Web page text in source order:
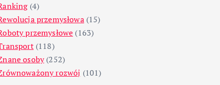
(4)
przemysłowa(15)
przemysłowe (163)
(118)
osoby(252)
rozwój (101)